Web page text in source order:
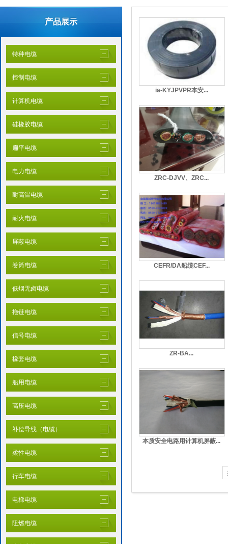
产品展示
特种电缆
控制电缆
计算机电缆
硅橡胶电缆
扁平电缆
电力电缆
耐高温电缆
耐火电缆
屏蔽电缆
卷筒电缆
低烟无卤电缆
拖链电缆
信号电缆
橡套电缆
船用电缆
高压电缆
补偿导线（电缆）
柔性电缆
行车电缆
电梯电缆
阻燃电缆
ia-KYJPVPR本安...
ZRC-DJVV、ZRC...
CEFR/DA船缆CEF...
​ZR-BA...
本质安全电路用计算机屏蔽...